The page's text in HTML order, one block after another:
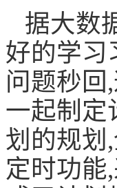
据大数
好的学习
问题秒回
一起制定
划的规划
定时功能